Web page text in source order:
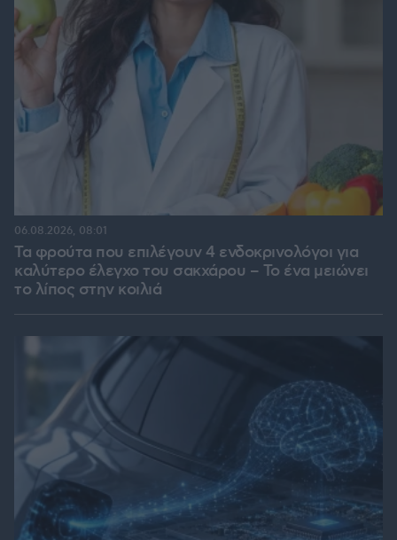
Τα φρούτα που επιλέγουν 4 ενδοκρινολόγοι για
καλύτερο έλεγχο του σακχάρου – Το ένα μειώνει
το λίπος στην κοιλιά
06.08.2026, 08:01